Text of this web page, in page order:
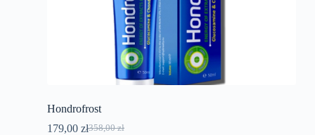
Hondrofrost
358,00zł
179,00 zł